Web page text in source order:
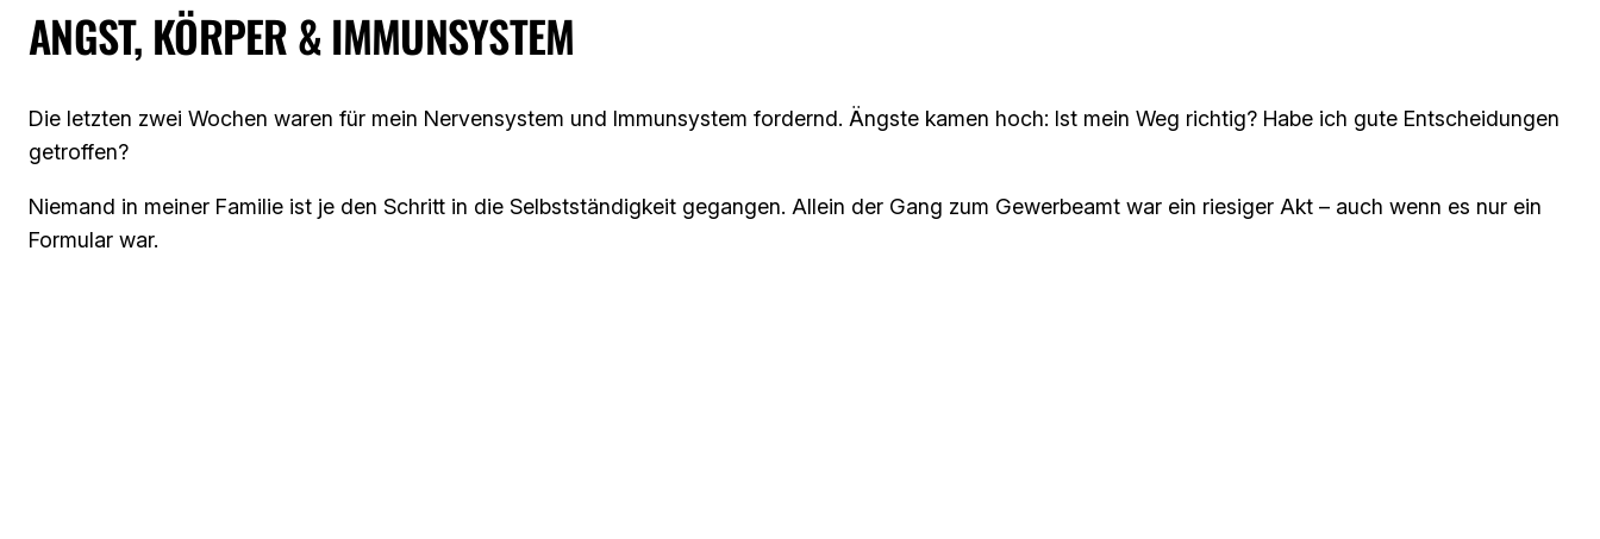
ANGST, KÖRPER & IMMUNSYSTEM
Die letzten zwei Wochen waren für mein Nervensystem und Immunsystem fordernd. Ängste kamen hoch: Ist mein Weg richtig? Habe ich gute Entscheidungen
getroffen?
Niemand in meiner Familie ist je den Schritt in die Selbstständigkeit gegangen. Allein der Gang zum Gewerbeamt war ein riesiger Akt – auch wenn es nur ein
Formular war.